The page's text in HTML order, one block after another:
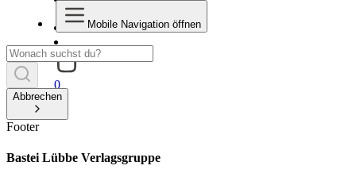
0
Mobile Navigation öffnen
Abbrechen
Footer
Bastei Lübbe Verlagsgruppe